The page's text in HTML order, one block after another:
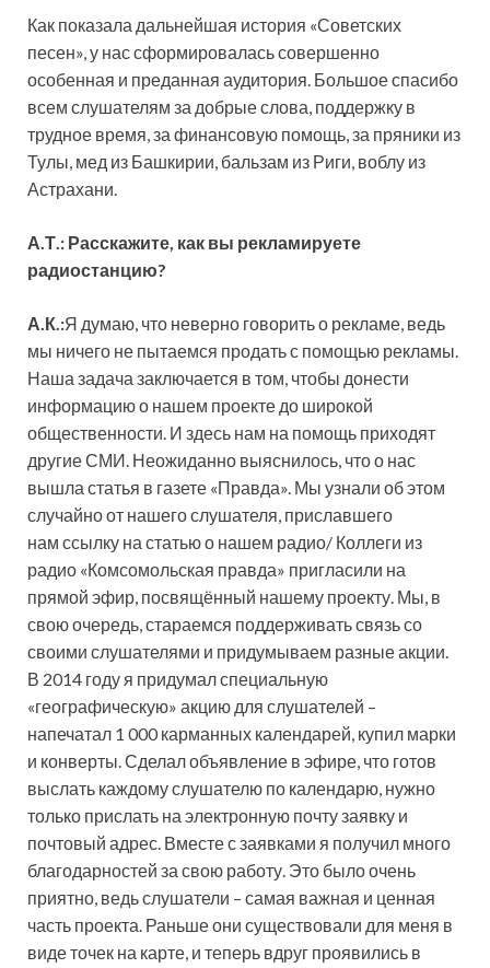
Как показала дальнейшая история «Советских
песен», у нас сформировалась совершенно
особенная и преданная аудитория. Большое спасибо
всем слушателям за добрые слова, поддержку в
трудное время, за финансовую помощь, за пряники из
Тулы, мед из Башкирии, бальзам из Риги, воблу из
Астрахани.
А.Т.: Расскажите, как вы рекламируете
радиостанцию?
А.К.:Я думаю, что неверно говорить о рекламе, ведь
мы ничего не пытаемся продать с помощью рекламы.
Наша задача заключается в том, чтобы донести
информацию о нашем проекте до широкой
общественности. И здесь нам на помощь приходят
другие СМИ. Неожиданно выяснилось, что о нас
вышла статья в газете «Правда». Мы узнали об этом
случайно от нашего слушателя, приславшего
нам ссылку на статью о нашем радио/ Коллеги из
радио «Комсомольская правда» пригласили на
прямой эфир, посвящённый нашему проекту. Мы, в
свою очередь, стараемся поддерживать связь со
своими слушателями и придумываем разные акции.
В 2014 году я придумал специальную
«географическую» акцию для слушателей –
напечатал 1 000 карманных календарей, купил марки
и конверты. Сделал объявление в эфире, что готов
выслать каждому слушателю по календарю, нужно
только прислать на электронную почту заявку и
почтовый адрес. Вместе с заявками я получил много
благодарностей за свою работу. Это было очень
приятно, ведь слушатели – самая важная и ценная
часть проекта. Раньше они существовали для меня в
виде точек на карте, и теперь вдруг проявились в